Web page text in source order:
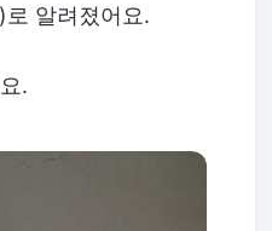
알려졌어요.
.